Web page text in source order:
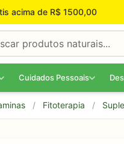
acima de R$ 1500,00
Cuidados Pessoais
/ Fitoterapia /